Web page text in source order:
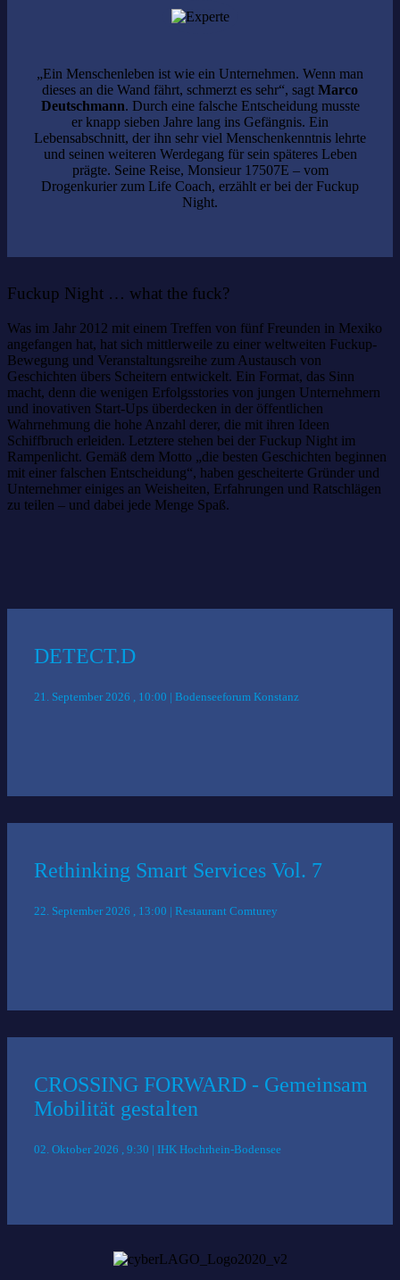
„Ein Menschenleben ist wie ein Unternehmen. Wenn man
dieses an die Wand fährt, schmerzt es sehr“, sagt Marco
Deutschmann. Durch eine falsche Entscheidung musste
er knapp sieben Jahre lang ins Gefängnis. Ein
Lebensabschnitt, der ihn sehr viel Menschenkenntnis lehrte
und seinen weiteren Werdegang für sein späteres Leben
prägte. Seine Reise, Monsieur 17507E – vom
Drogenkurier zum Life Coach, erzählt er bei der Fuckup
Night.
Fuckup Night … what the fuck?
Was im Jahr 2012 mit einem Treffen von fünf Freunden in Mexiko
angefangen hat, hat sich mittlerweile zu einer weltweiten Fuckup-
Bewegung und Veranstaltungsreihe zum Austausch von
Geschichten übers Scheitern entwickelt. Ein Format, das Sinn
macht, denn die wenigen Erfolgsstories von jungen Unternehmern
und inovativen Start-Ups überdecken in der öffentlichen
Wahrnehmung die hohe Anzahl derer, die mit ihren Ideen
Schiffbruch erleiden. Letztere stehen bei der Fuckup Night im
Rampenlicht. Gemäß dem Motto „die besten Geschichten beginnen
mit einer falschen Entscheidung“, haben gescheiterte Gründer und
Unternehmer einiges an Weisheiten, Erfahrungen und Ratschlägen
zu teilen – und dabei jede Menge Spaß.
DETECT.D
21. September 2026 , 10:00 | Bodenseeforum Konstanz
Rethinking Smart Services Vol. 7
22. September 2026 , 13:00 | Restaurant Comturey
CROSSING FORWARD - Gemeinsam
Mobilität gestalten
02. Oktober 2026 , 9:30 | IHK Hochrhein-Bodensee